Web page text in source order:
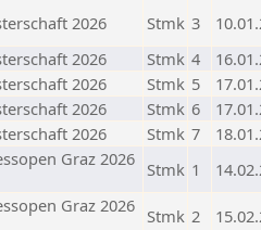
2026 Stmk 3
2026 Stmk 4
2026 Stmk 5
2026 Stmk 6
2026 Stmk 7
Graz 2026 Stmk 1
Graz 2026 Stmk 2